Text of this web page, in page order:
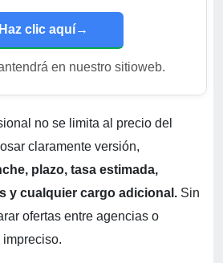
Haz clic aquí→
en nuestro sitioweb.
no se limita al precio del
claramente versión,
plazo, tasa estimada,
y cualquier cargo adicional. Sin
ofertas entre agencias o